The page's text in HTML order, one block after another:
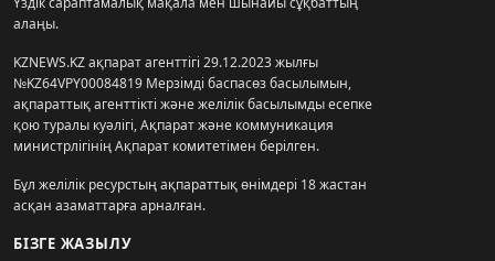
алаңы.
KZNEWS.KZ ақпарат агенттігі 29.12.2023 жылғы
№KZ64VPY00084819 Мерзімді баспасөз басылымын,
ақпараттық агенттікті және желілік басылымды есепке
қою туралы куәлігі, Ақпарат және коммуникация
министрлігінің Ақпарат комитетімен берілген.
Бұл желілік ресурстың ақпараттық өнімдері 18 жастан
асқан азаматтарға арналған.
БІЗГЕ ЖАЗЫЛУ